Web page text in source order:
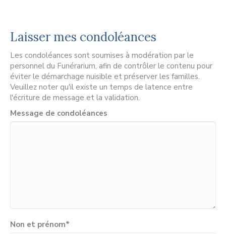
Laisser mes condoléances
Les condoléances sont soumises à modération par le
personnel du Funérarium, afin de contrôler le contenu pour
éviter le démarchage nuisible et préserver les familles.
Veuillez noter qu'il existe un temps de latence entre
l'écriture de message et la validation.
Message de condoléances
Non et prénom*